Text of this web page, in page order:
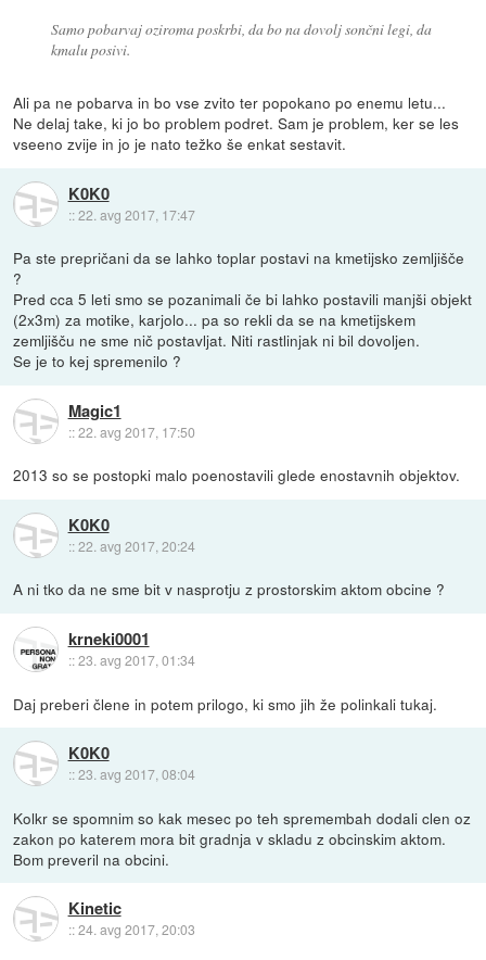
Samo pobarvaj oziroma poskrbi, da bo na dovolj sončni legi, da
kmalu posivi.
Ali pa ne pobarva in bo vse zvito ter popokano po enemu letu...
Ne delaj take, ki jo bo problem podret. Sam je problem, ker se les
vseeno zvije in jo je nato težko še enkat sestavit.
K0K0
::22. avg 2017, 17:47
Pa ste prepričani da se lahko toplar postavi na kmetijsko zemljišče
?
Pred cca 5 leti smo se pozanimali če bi lahko postavili manjši objekt
(2x3m) za motike, karjolo... pa so rekli da se na kmetijskem
zemljišču ne sme nič postavljat. Niti rastlinjak ni bil dovoljen.
Se je to kej spremenilo ?
Magic1
::22. avg 2017, 17:50
2013 so se postopki malo poenostavili glede enostavnih objektov.
K0K0
::22. avg 2017, 20:24
A ni tko da ne sme bit v nasprotju z prostorskim aktom obcine ?
krneki0001
::23. avg 2017, 01:34
Daj preberi člene in potem prilogo, ki smo jih že polinkali tukaj.
K0K0
::23. avg 2017, 08:04
Kolkr se spomnim so kak mesec po teh spremembah dodali clen oz
zakon po katerem mora bit gradnja v skladu z obcinskim aktom.
Bom preveril na obcini.
Kinetic
::24. avg 2017, 20:03